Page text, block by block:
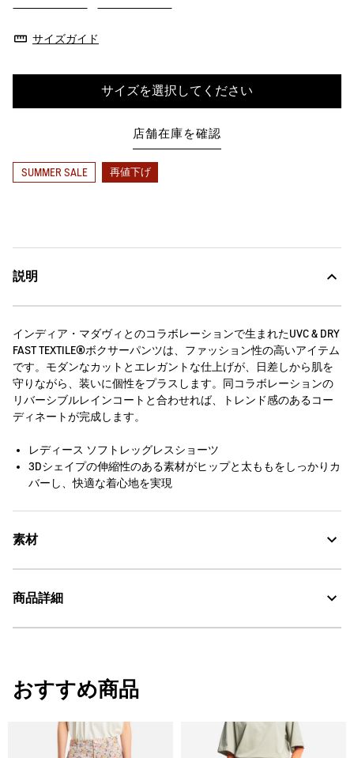
サイズガイド
サイズを選択してください
店舗在庫を確認
SUMMER SALE 再値下げ
説明
インディア・マダヴィとのコラボレーションで生まれたUVC & DRY
FAST TEXTILE®ボクサーパンツは、ファッション性の高いアイテム
です。モダンなカットとエレガントな仕上げが、日差しから肌を
守りながら、装いに個性をプラスします。同コラボレーションの
リバーシブルレインコートと合わせれば、トレンド感のあるコー
ディネートが完成します。
レディース ソフトレッグレスショーツ
3Dシェイプの伸縮性のある素材がヒップと太ももをしっかりカ
バーし、快適な着心地を実現
素材
アイロン仕上げ処理ができる。底面温度110℃を限度として
スチームなしでアイロン仕上げ。
商品詳細
・原産国：フィリピン
・素材：ポリエステル100%
おすすめ商品